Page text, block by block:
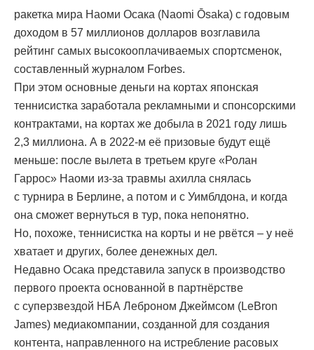
ракетка мира Наоми Осака (Naomi Ōsaka) с годовым
доходом в 57 миллионов долларов возглавила
рейтинг самых высокооплачиваемых спортсменок,
составленный журналом Forbes.
При этом основные деньги на кортах японская
теннисистка заработала рекламными и спонсорскими
контрактами, на кортах же добыла в 2021 году лишь
2,3 миллиона. А в 2022-м её призовые будут ещё
меньше: после вылета в третьем круге «Ролан
Гаррос» Наоми из-за травмы ахилла снялась
с турнира в Берлине, а потом и с Уимблдона, и когда
она сможет вернуться в тур, пока непонятно.
Но, похоже, теннисистка на корты и не рвётся – у неё
хватает и других, более денежных дел.
Недавно Осака представила запуск в производство
первого проекта основанной в партнёрстве
с суперзвездой НБА Леброном Джеймсом (LeBron
James) медиакомпании, созданной для создания
контента, направленного на истребление расовых